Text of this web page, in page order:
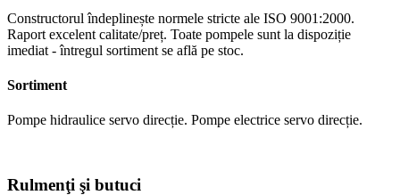
Constructorul îndeplinește normele stricte ale ISO 9001:2000.
Raport excelent calitate/preț. Toate pompele sunt la dispoziție
imediat - întregul sortiment se află pe stoc.
Sortiment
Pompe hidraulice servo direcție. Pompe electrice servo direcție.
Rulmenţi şi butuci